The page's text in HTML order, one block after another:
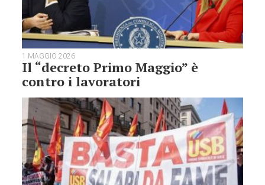
1 MAGGIO 2026
Il “decreto Primo Maggio” è
contro i lavoratori